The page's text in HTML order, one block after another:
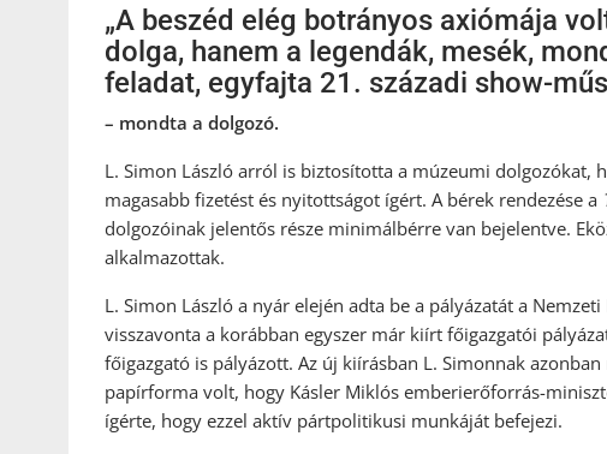
„A beszéd elég botrányos axiómája
dolga, hanem a legendák, mesék,
feladat, egyfajta 21. századi show-
– mondta a dolgozó.
L. Simon László arról is biztosította a múzeumi dolgozókat,
magasabb fizetést és nyitottságot ígért. A bérek rendezése a
dolgozóinak jelentős része minimálbérre van bejelentve.
alkalmazottak.
L. Simon László a nyár elején adta be a pályázatát a
visszavonta a korábban egyszer már kiírt főigazgatói
főigazgató is pályázott. Az új kiírásban L. Simonnak
papírforma volt, hogy Kásler Miklós emberierőforrás-
ígérte, hogy ezzel aktív pártpolitikusi munkáját befejezi.